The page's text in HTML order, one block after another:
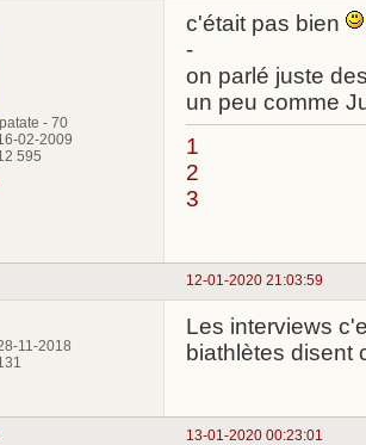
- 70
02-2009
595
c'était pas bien
-
on parlé juste
un peu comme
1
2
3
12-01-2020 21:03:59
11-2018
Les interviews
biathlètes disent
13-01-2020 00:23:01